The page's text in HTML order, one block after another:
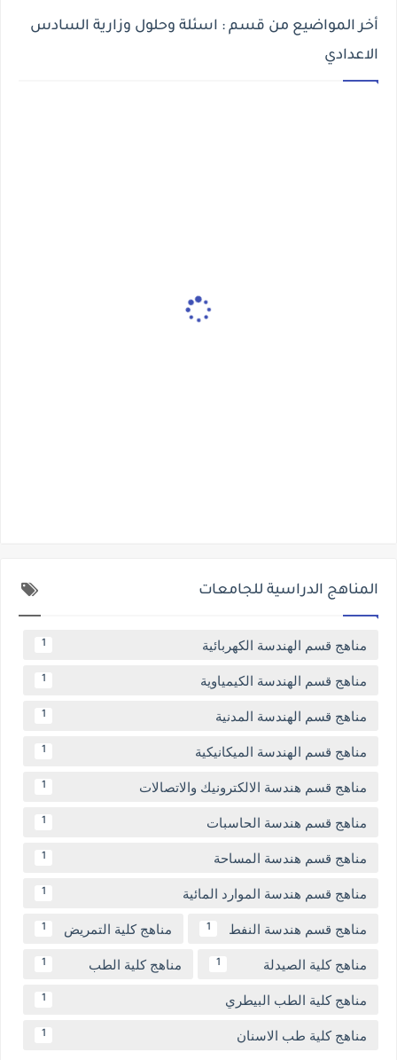
أخر المواضيع من قسم : اسئلة وحلول وزارية السادس
الاعدادي
المناهج الدراسية للجامعات
مناهج قسم الهندسة الكهربائية 1
مناهج قسم الهندسة الكيمياوية 1
مناهج قسم الهندسة المدنية 1
مناهج قسم الهندسة الميكانيكية 1
مناهج قسم هندسة الالكترونيك والاتصالات 1
مناهج قسم هندسة الحاسبات 1
مناهج قسم هندسة المساحة 1
مناهج قسم هندسة الموارد المائية 1
مناهج قسم هندسة النفط 1 مناهج كلية التمريض 1
مناهج كلية الصيدلة 1 مناهج كلية الطب 1
مناهج كلية الطب البيطري 1
مناهج كلية طب الاسنان 1